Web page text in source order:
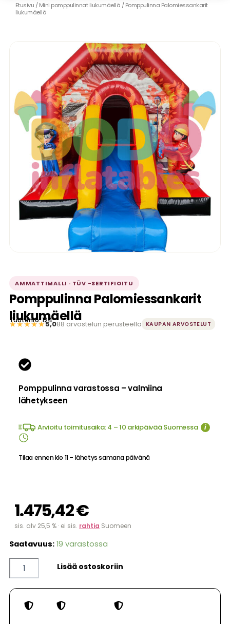
Etusivu /Mini pomppulinnat liukumäellä / Pomppulinna Palomiessankarit
liukumäellä
AMMATTIMALLI · TÜV -SERTIFIOITU
Pomppulinna Palomiessankarit
liukumäellä
Tuotenro: 124
★★★★★5,088 arvostelun perusteella KAUPAN ARVOSTELUT
Pomppulinna varastossa – valmiina
lähetykseen
Arvioitu toimitusaika: 4 – 10 arkipäivää Suomessa i
Tilaa ennen klo 11 – lähetys samana päivänä
1.475,42€
sis. alv 25,5 % · ei sis. rahtia Suomeen
Saatavuus: 19 varastossa
Palomiessankarit
liukumäellä
määrä
Lisää ostoskoriin